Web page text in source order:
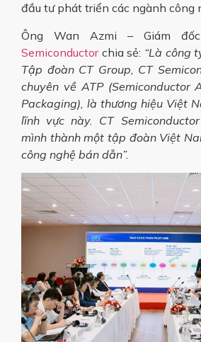
đầu tư phát triển các ngành công
Ông Wan Azmi – Giám
Semiconductorchia sẻ: “Là công
Tập đoàn CT Group, CT
chuyên về ATP (Semiconductor
Packaging), là thương hiệu Việt
lĩnh vực này. CT
mình thành một tập đoàn Việt
công nghệ bán dẫn”.